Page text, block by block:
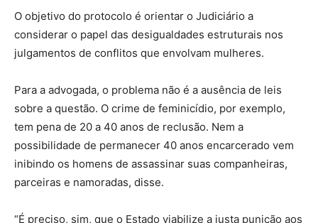
O objetivo do protocolo é orientar o Judiciário a
considerar o papel das desigualdades estruturais nos
julgamentos de conflitos que envolvam mulheres.
Para a advogada, o problema não é a ausência de leis
sobre a questão. O crime de feminicídio, por exemplo,
tem pena de 20 a 40 anos de reclusão. Nem a
possibilidade de permanecer 40 anos encarcerado vem
inibindo os homens de assassinar suas companheiras,
parceiras e namoradas, disse.
“É preciso, sim, que o Estado viabilize a justa punição aos